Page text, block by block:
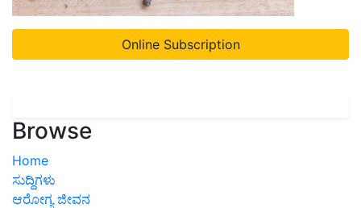
Online Subscription
Browse
Home
ಸುದ್ದಿಗಳು
ಆರೋಗ್ಯ ಜೀವನ